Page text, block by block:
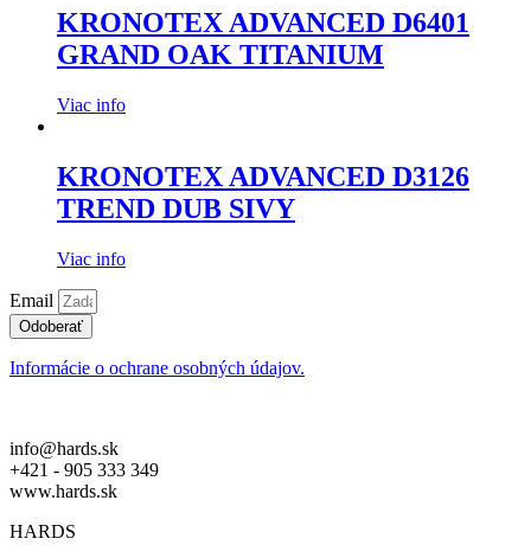
KRONOTEX ADVANCED D6401
GRAND OAK TITANIUM
Viac info
KRONOTEX ADVANCED D3126
TREND DUB SIVY
Viac info
Email
Odoberať
Informácie o ochrane osobných údajov.
info@hards.sk
+421 - 905 333 349
www.hards.sk
HARDS